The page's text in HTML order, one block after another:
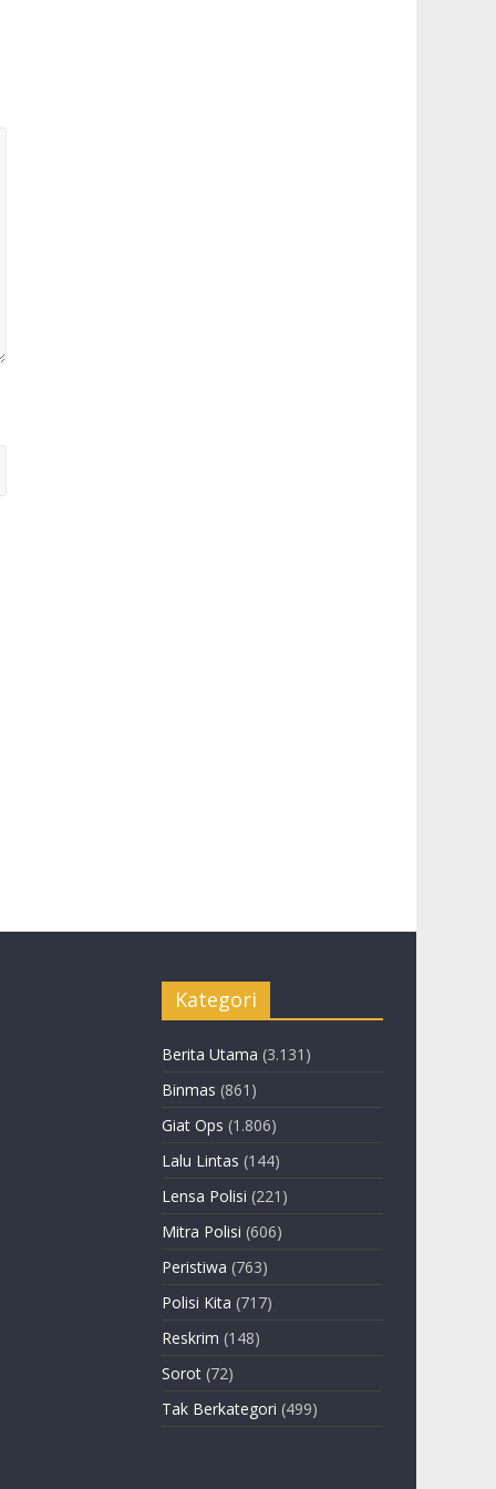
Kategori
Berita Utama (3.131)
Binmas (861)
Giat Ops (1.806)
Lalu Lintas (144)
Lensa Polisi (221)
Mitra Polisi (606)
Peristiwa (763)
Polisi Kita (717)
Reskrim (148)
Sorot (72)
Tak Berkategori (499)